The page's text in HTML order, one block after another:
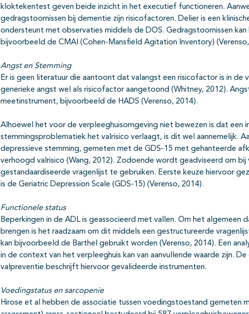
kloktekentest geven beide inzicht in het executief functioneren.
gedragstoornissen bij dementie zijn risicofactoren. Delier is een
ondersteunt met observaties middels de DOS. Gedragstoornissen
bijvoorbeeld de CMAI (Cohen-Mansfield Agitation Inventory)
Angst en Stemming
Er is geen literatuur die aantoont dat valangst een risicofactor is in de
generieke angst wel als risicofactor aangetoond (Whitney, 2012).
meetinstrument, bijvoorbeeld de HADS (Verenso, 2014).
Alhoewel het voor de verpleeghuisomgeving niet bewezen is dat een
stemmingsproblematiek het valrisico verlaagt, is dit wel aannemelijk.
depressieve stemming, gemeten met de GDS-15 met gehanteerde
verhoogd valrisico (Wang, 2012). Zodoende wordt geadviseerd om bij
gestandaardiseerde vragenlijst te gebruiken. Eerste keuze hiervoor
is de Geriatric Depression Scale (GDS-15) (Verenso, 2014).
Functionele status
Beperkingen in de ADL is geassocieerd met vallen. Om het algemeen
brengen is het raadzaam om dit middels een gestructureerde
kan bijvoorbeeld de Barthel gebruikt worden (Verenso, 2014). Een
in de context van het verpleeghuis kan van aanvullende waarde zijn.
valpreventie beschrijft hiervoor gevalideerde instrumenten.
Voedingstatus en sarcopenie
Hirose et al hebben de associatie tussen voedingstoestand gemeten